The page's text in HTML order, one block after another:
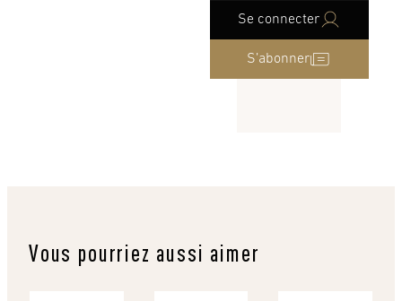
Se connecter
S’abonner
Vous pourriez aussi aimer